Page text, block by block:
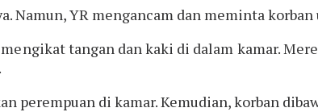
Namun, YR mengancam dan meminta
tangan dan kaki di dalam kamar.
perempuan di kamar. Kemudian, korban